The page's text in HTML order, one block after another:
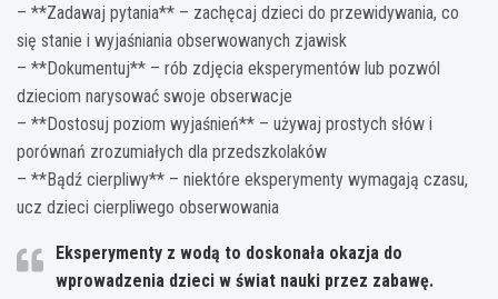
– **Zadawaj pytania** – zachęcaj dzieci do przewidywania, co
się stanie i wyjaśniania obserwowanych zjawisk
– **Dokumentuj** – rób zdjęcia eksperymentów lub pozwól
dzieciom narysować swoje obserwacje
– **Dostosuj poziom wyjaśnień** – używaj prostych słów i
porównań zrozumiałych dla przedszkolaków
– **Bądź cierpliwy** – niektóre eksperymenty wymagają czasu,
ucz dzieci cierpliwego obserwowania
Eksperymenty z wodą to doskonała okazja do
wprowadzenia dzieci w świat nauki przez zabawę.